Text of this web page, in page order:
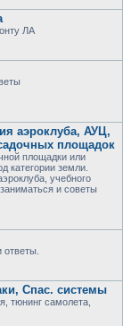
ЛА
аэроклуба, АУЦ,
площадок
площадки или
категории земли.
учебного
и советы
Спас. системы
тюнинг самолета,